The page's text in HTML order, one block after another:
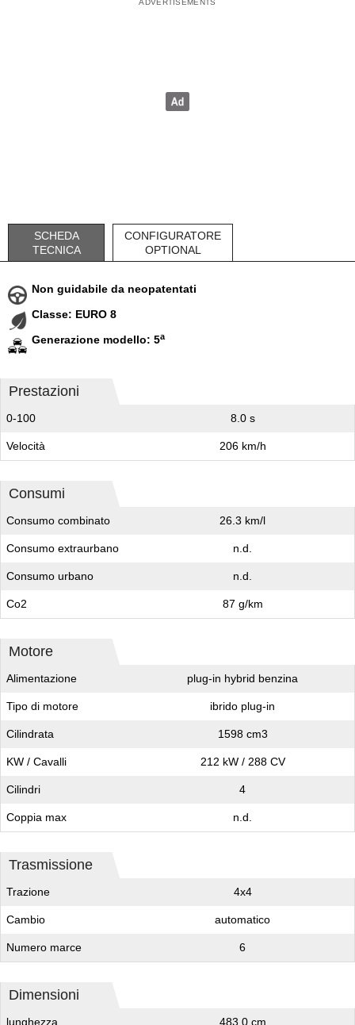
SCHEDA
TECNICA
CONFIGURATORE
OPTIONAL
Non guidabile da neopatentati
Classe: EURO 8
Generazione modello: 5a
Prestazioni
0-100 8.0 s
Velocità 206 km/h
Consumi
Consumo combinato 26.3 km/l
Consumo extraurbano n.d.
Consumo urbano n.d.
Co2 87 g/km
Motore
Alimentazione plug-in hybrid benzina
Tipo di motore ibrido plug-in
Cilindrata 1598 cm3
KW / Cavalli 212 kW / 288 CV
Cilindri 4
Coppia max n.d.
Trasmissione
Trazione 4x4
Cambio automatico
Numero marce 6
Dimensioni
lunghezza 483,0 cm